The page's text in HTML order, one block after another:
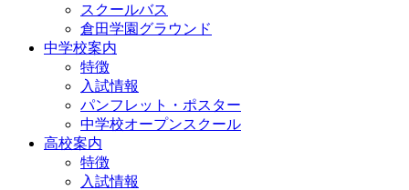
スクールバス
倉田学園グラウンド
中学校案内
特徴
入試情報
パンフレット・ポスター
中学校オープンスクール
高校案内
特徴
入試情報